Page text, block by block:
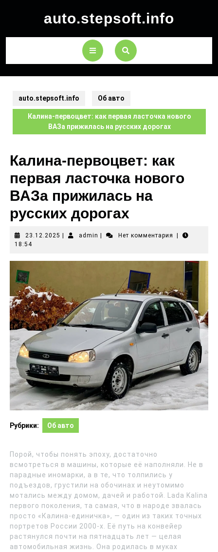
auto.stepsoft.info
auto.stepsoft.info Об авто
Калина-первоцвет: как первая ласточка нового
ВАЗа прижилась на русских дорогах
Калина-первоцвет: как
первая ласточка нового
ВАЗа прижилась на
русских дорогах
23.12.2025 admin Нет комментария
18:54
Рубрики: Об авто
Порой, чтобы понять эпоху, достаточно
всмотреться в машины, которые её наполняли. Не в
парадные иномарки, а в те, что толпились у
подъездов, грустили на обочинах и неутомимо
мотались между домом, дачей и работой. Lada Kalina
первого поколения, та самая, что в народе звалась
просто «Калина-единичка», — один из таких точных
портретов России 2000-х. Её путь на конвейер
растянулся почти на пятнадцать лет — целая
автомобильная жизнь. Она родилась в муках